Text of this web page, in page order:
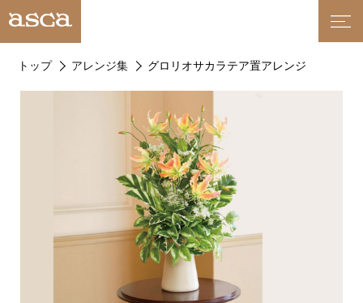
トップ アレンジ集 グロリオサカラテア置アレンジ